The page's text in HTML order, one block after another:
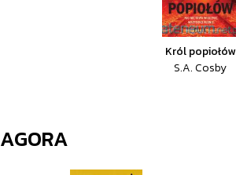
Król popiołów
S.A. Cosby
AGORA